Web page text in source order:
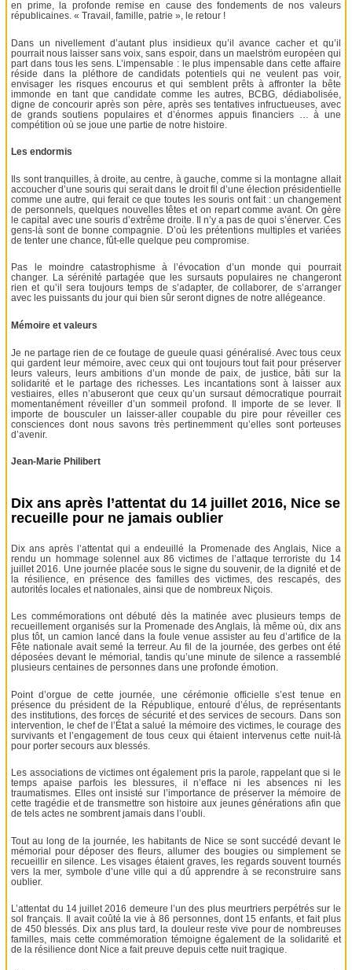
en prime, la profonde remise en cause des fondements de nos valeurs
républicaines. « Travail, famille, patrie », le retour !
Dans un nivellement d’autant plus insidieux qu’il avance cacher et qu’il
pourrait nous laisser sans voix, sans espoir, dans un maelström européen qui
part dans tous les sens. L’impensable : le plus impensable dans cette affaire
réside dans la pléthore de candidats potentiels qui ne veulent pas voir,
envisager les risques encourus et qui semblent prêts à affronter la bête
immonde en tant que candidate comme les autres, BCBG, dédiabolisée,
digne de concourir après son père, après ses tentatives infructueuses, avec
de grands soutiens populaires et d’énormes appuis financiers … à une
compétition où se joue une partie de notre histoire.
Les endormis
Ils sont tranquilles, à droite, au centre, à gauche, comme si la montagne allait
accoucher d’une souris qui serait dans le droit fil d’une élection présidentielle
comme une autre, qui ferait ce que toutes les souris ont fait : un changement
de personnels, quelques nouvelles têtes et on repart comme avant. On gère
le capital avec une souris d’extrême droite. Il n’y a pas de quoi s’énerver. Ces
gens-là sont de bonne compagnie. D’où les prétentions multiples et variées
de tenter une chance, fût-elle quelque peu compromise.
Pas le moindre catastrophisme à l’évocation d’un monde qui pourrait
changer. La sérénité partagée que les sursauts populaires ne changeront
rien et qu’il sera toujours temps de s’adapter, de collaborer, de s’arranger
avec les puissants du jour qui bien sûr seront dignes de notre allégeance.
Mémoire et valeurs
Je ne partage rien de ce foutage de gueule quasi généralisé. Avec tous ceux
qui gardent leur mémoire, avec ceux qui ont toujours tout fait pour préserver
leurs valeurs, leurs ambitions d’un monde de paix, de justice, bâti sur la
solidarité et le partage des richesses. Les incantations sont à laisser aux
vestiaires, elles n’abuseront que ceux qu’un sursaut démocratique pourrait
momentanément réveiller d’un sommeil profond. Il importe de se lever. Il
importe de bousculer un laisser-aller coupable du pire pour réveiller ces
consciences dont nous savons très pertinemment qu’elles sont porteuses
d’avenir.
Jean-Marie Philibert
Dix ans après l’attentat du 14 juillet 2016, Nice se
recueille pour ne jamais oublier
Dix ans après l’attentat qui a endeuillé la Promenade des Anglais, Nice a
rendu un hommage solennel aux 86 victimes de l’attaque terroriste du 14
juillet 2016. Une journée placée sous le signe du souvenir, de la dignité et de
la résilience, en présence des familles des victimes, des rescapés, des
autorités locales et nationales, ainsi que de nombreux Niçois.
Les commémorations ont débuté dès la matinée avec plusieurs temps de
recueillement organisés sur la Promenade des Anglais, là même où, dix ans
plus tôt, un camion lancé dans la foule venue assister au feu d’artifice de la
Fête nationale avait semé la terreur. Au fil de la journée, des gerbes ont été
déposées devant le mémorial, tandis qu’une minute de silence a rassemblé
plusieurs centaines de personnes dans une profonde émotion.
Point d’orgue de cette journée, une cérémonie officielle s’est tenue en
présence du président de la République, entouré d’élus, de représentants
des institutions, des forces de sécurité et des services de secours. Dans son
intervention, le chef de l’État a salué la mémoire des victimes, le courage des
survivants et l’engagement de tous ceux qui étaient intervenus cette nuit-là
pour porter secours aux blessés.
Les associations de victimes ont également pris la parole, rappelant que si le
temps apaise parfois les blessures, il n’efface ni les absences ni les
traumatismes. Elles ont insisté sur l’importance de préserver la mémoire de
cette tragédie et de transmettre son histoire aux jeunes générations afin que
de tels actes ne sombrent jamais dans l’oubli.
Tout au long de la journée, les habitants de Nice se sont succédé devant le
mémorial pour déposer des fleurs, allumer des bougies ou simplement se
recueillir en silence. Les visages étaient graves, les regards souvent tournés
vers la mer, symbole d’une ville qui a dû apprendre à se reconstruire sans
oublier.
L’attentat du 14 juillet 2016 demeure l’un des plus meurtriers perpétrés sur le
sol français. Il avait coûté la vie à 86 personnes, dont 15 enfants, et fait plus
de 450 blessés. Dix ans plus tard, la douleur reste vive pour de nombreuses
familles, mais cette commémoration témoigne également de la solidarité et
de la résilience dont Nice a fait preuve depuis cette nuit tragique.